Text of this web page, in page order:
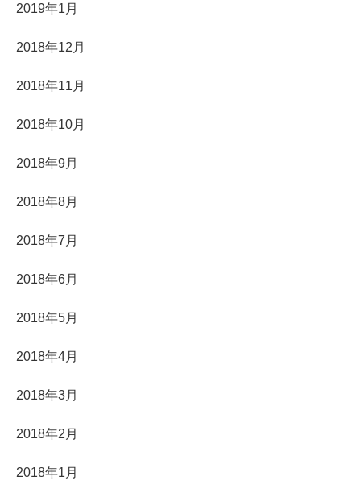
2019年1月
2018年12月
2018年11月
2018年10月
2018年9月
2018年8月
2018年7月
2018年6月
2018年5月
2018年4月
2018年3月
2018年2月
2018年1月